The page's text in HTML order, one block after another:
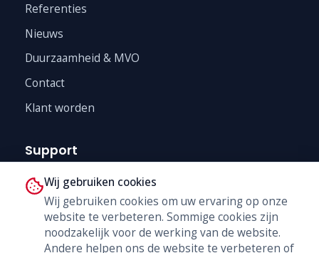
Referenties
Nieuws
Duurzaamheid & MVO
Contact
Klant worden
Support
Technische Dienst
Trainingen
B2B Shop
Wij gebruiken cookies
Wij gebruiken cookies om uw ervaring op onze
website te verbeteren. Sommige cookies zijn
noodzakelijk voor de werking van de website.
Andere helpen ons de website te verbeteren of